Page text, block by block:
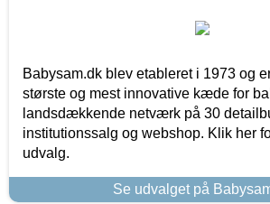
Babysam.dk blev etableret i 1973 og
største og mest innovative kæde for
landsdækkende netværk på 30
institutionssalg og webshop. Klik her
udvalg.
Se udvalget på